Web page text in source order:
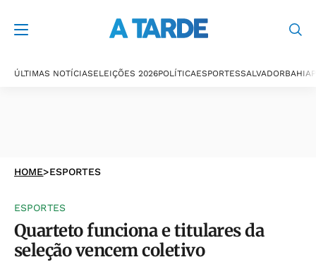
ÚLTIMAS NOTÍCIASELEIÇÕES 2026POLÍTICAESPORTESSALVADORBAHIA
HOME>ESPORTES
ESPORTES
Quarteto funciona e titulares da
seleção vencem coletivo